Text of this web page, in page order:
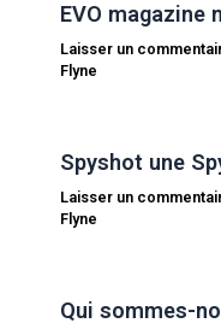
EVO magazine
Laisser un
Flyne
Spyshot une
Laisser un
Flyne
Qui sommes-